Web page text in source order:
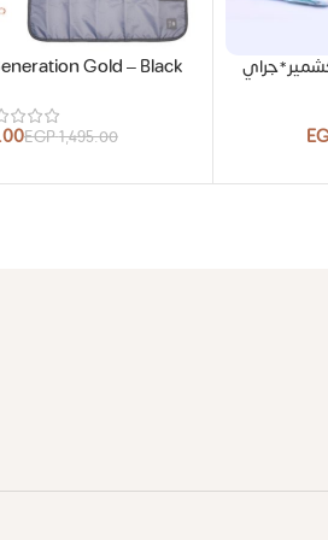
Gold – Black
1,495.00
EGP